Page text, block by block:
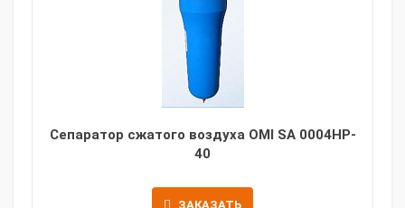
Сепаратор сжатого воздуха OMI SA 0004HP-
40
ЗАКАЗАТЬ